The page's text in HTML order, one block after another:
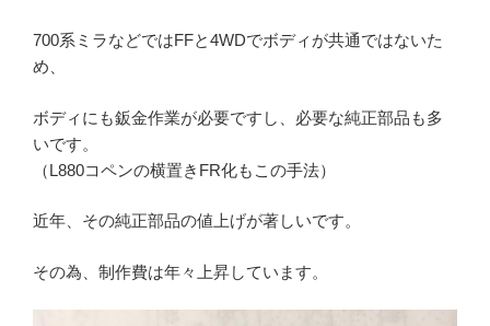
700系ミラなどではFFと4WDでボディが共通ではないた
め、
ボディにも鈑金作業が必要ですし、必要な純正部品も多
いです。
（L880コペンの横置きFR化もこの手法）
近年、その純正部品の値上げが著しいです。
その為、制作費は年々上昇しています。